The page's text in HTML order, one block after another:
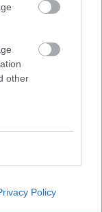
other
Policy
την όσο το
εθνικών
αυτή να
αξέχαστη
που
Ιούλιο στο